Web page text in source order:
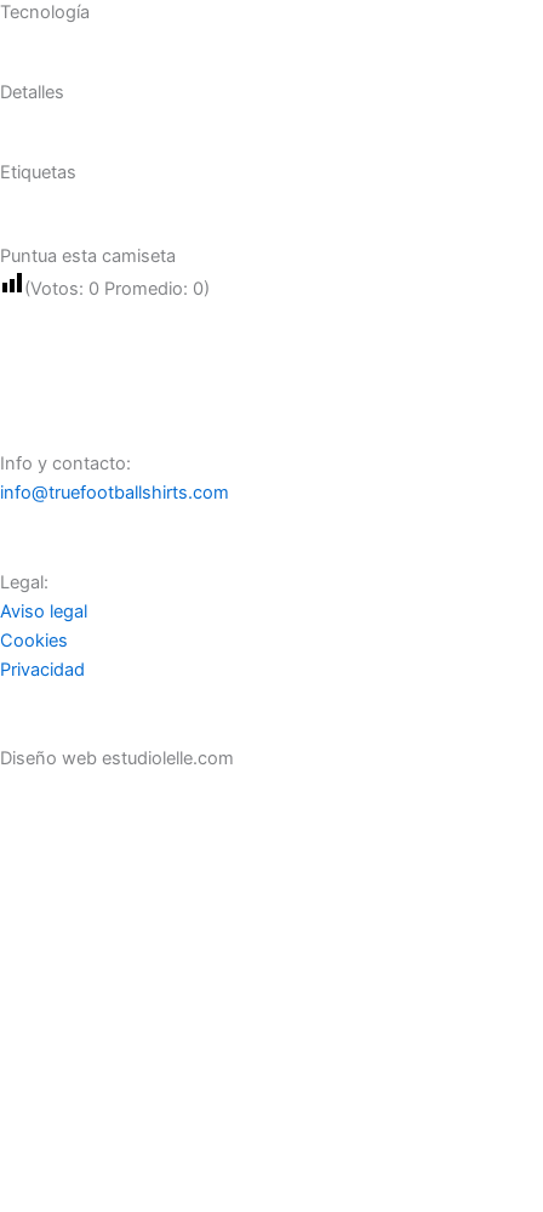
Tecnología
Detalles
Etiquetas
Puntua esta camiseta
(Votos: 0 Promedio: 0)
Info y contacto:
info@truefootballshirts.com
Legal:
Aviso legal
Cookies
Privacidad
Diseño web estudiolelle.com